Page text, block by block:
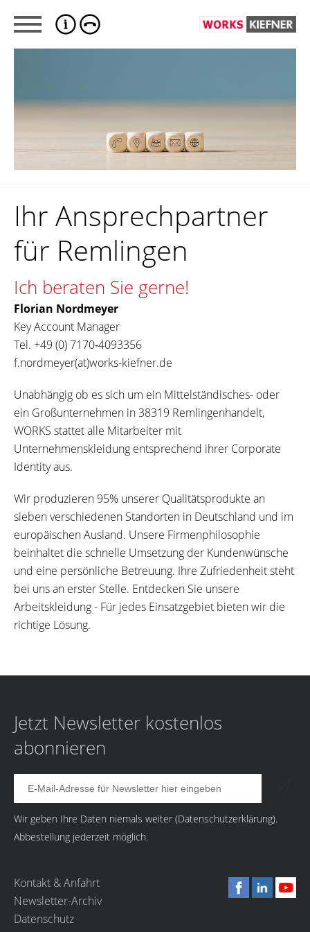
Ihr Ansprechpartner
für Remlingen
Ich beraten Sie gerne!
Florian Nordmeyer
Key Account Manager
Tel. +49 (0) 7170‐4093356
f.nordmeyer(at)works-kiefner.de
Unabhängig ob es sich um ein Mittelständisches- oder
ein Großunternehmen in 38319 Remlingenhandelt,
WORKS stattet alle Mitarbeiter mit
Unternehmenskleidung entsprechend ihrer Corporate
Identity aus.
Wir produzieren 95% unserer Qualitätsprodukte an
sieben verschiedenen Standorten in Deutschland und im
europäischen Ausland. Unsere Firmenphilosophie
beinhaltet die schnelle Umsetzung der Kundenwünsche
und eine persönliche Betreuung. Ihre Zufriedenheit steht
bei uns an erster Stelle. Entdecken Sie unsere
Arbeitskleidung - Für jedes Einsatzgebiet bieten wir die
richtige Lösung.
Jetzt Newsletter kostenlos
abonnieren
Wir geben Ihre Daten niemals weiter (Datenschutzerklärung).
Abbestellung jederzeit möglich.
Kontakt & Anfahrt
Newsletter-Archiv
Datenschutz